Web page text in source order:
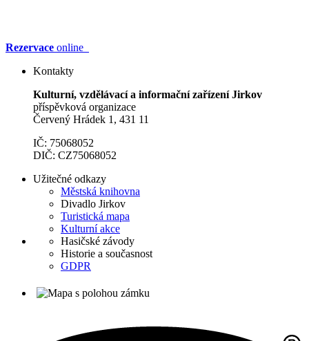
Rezervace online
Kontakty
Kulturní, vzdělávací a informační zařízení Jirkov
příspěvková organizace
Červený Hrádek 1, 431 11
IČ: 75068052
DIČ: CZ75068052
Užitečné odkazy
Městská knihovna
Divadlo Jirkov
Turistická mapa
Kulturní akce
Hasičské závody
Historie a současnost
GDPR